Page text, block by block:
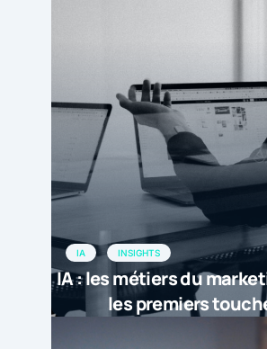
IA INSIGHTS
IA : les métiers du
les premiers